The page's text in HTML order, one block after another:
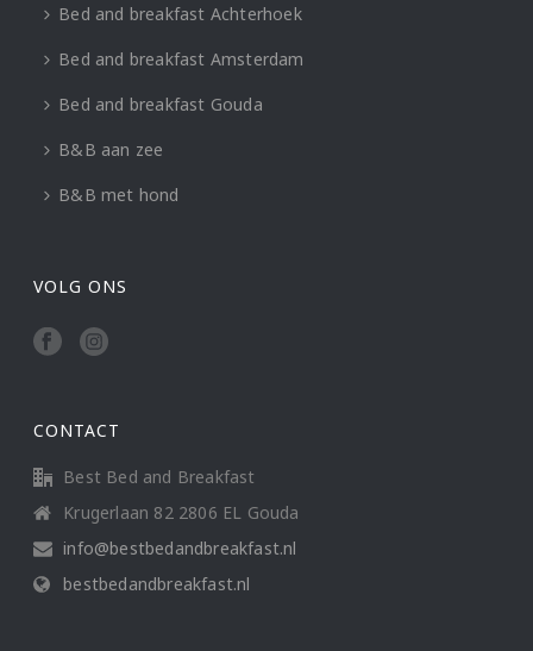
Bed and breakfast Achterhoek
Bed and breakfast Amsterdam
Bed and breakfast Gouda
B&B aan zee
B&B met hond
VOLG ONS
CONTACT
Best Bed and Breakfast
Krugerlaan 82 2806 EL Gouda
info@bestbedandbreakfast.nl
bestbedandbreakfast.nl